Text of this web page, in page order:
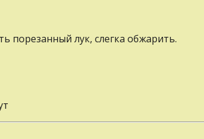
порезанный лук, слегка обжарить.